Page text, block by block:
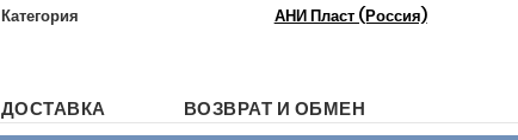
Категория
АНИ Пласт (Россия)
ДОСТАВКА ВОЗВРАТ И ОБМЕН